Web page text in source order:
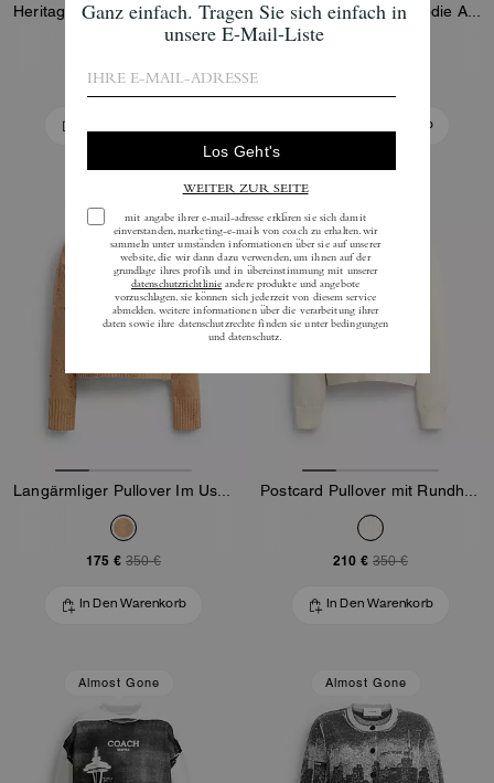
Heritage C Strick-Poloshirt mit Viertel-Reißverschluss
350 €
In Den Warenkorb
Langärmliger Pullover Im Used-Look Mit V-Ausschnitt
175 € 350 €
In Den Warenkorb
Postcard Pullover mit Rundhalsausschnitt
210 € 350 €
In Den Warenkorb
Almost Gone Almost Gone